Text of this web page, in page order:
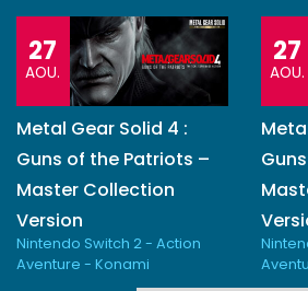
27
AOU.
Metal Gear Solid 4 :
Guns of the Patriots –
Master Collection
Version
Nintendo Switch 2 - Action
Aventure - Konami
27
AOU.